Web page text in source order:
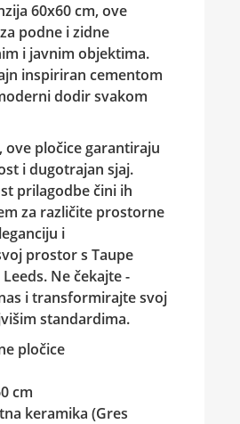
60x60 cm, ove
podne i zidne
i javnim objektima.
inspiriran cementom
dodir svakom
ove pločice garantiraju
i dugotrajan sjaj.
prilagodbe čini ih
za različite prostorne
i
prostor s Taupe
Leeds. Ne čekajte -
i transformirajte svoj
standardima.
pločice
cm
keramika (Gres